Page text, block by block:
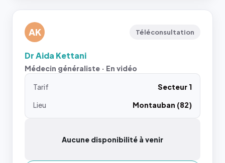
AK Téléconsultation
Dr Aida Kettani
Médecin généraliste · En vidéo
Tarif
Secteur 1
Lieu
Montauban (82)
Aucune disponibilité à venir